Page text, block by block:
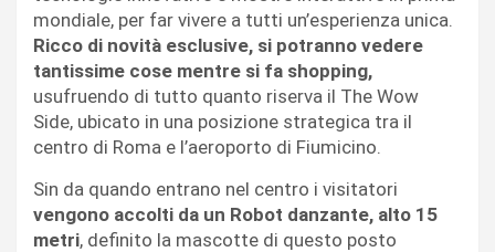
mondiale, per far vivere a tutti un’esperienza unica.
Ricco di novità esclusive, si potranno vedere
tantissime cose mentre si fa shopping,
usufruendo di tutto quanto riserva il The Wow
Side, ubicato in una posizione strategica tra il
centro di Roma e l’aeroporto di Fiumicino.
Sin da quando entrano nel centro i visitatori
vengono accolti da un Robot danzante, alto 15
metri, definito la mascotte di questo posto